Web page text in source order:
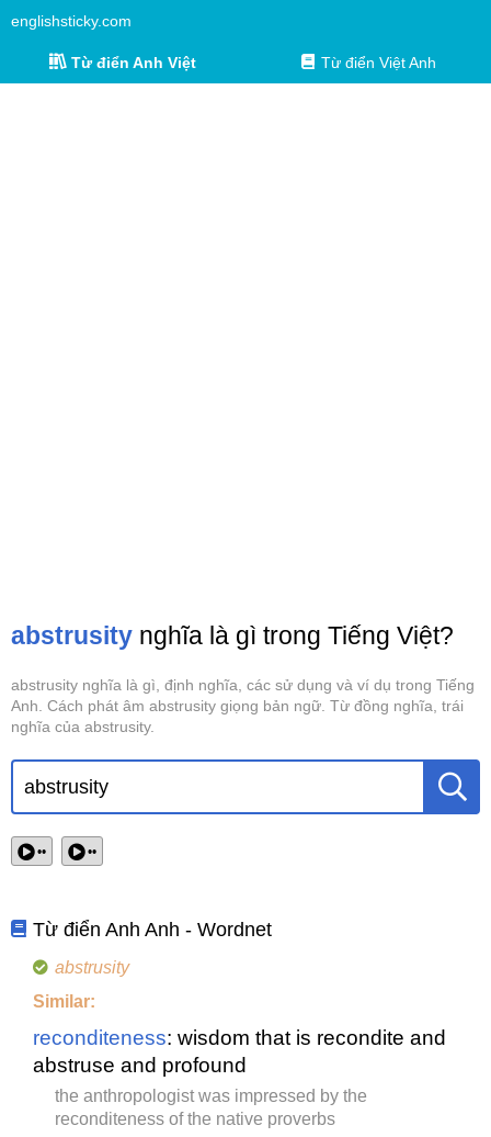
englishsticky.com
Từ điển Anh Việt Từ điển Việt Anh
abstrusity nghĩa là gì trong Tiếng Việt?
abstrusity nghĩa là gì, định nghĩa, các sử dụng và ví dụ trong Tiếng
Anh. Cách phát âm abstrusity giọng bản ngữ. Từ đồng nghĩa, trái
nghĩa của abstrusity.
•• ••
Từ điển Anh Anh - Wordnet
abstrusity
Similar:
reconditeness: wisdom that is recondite and
abstruse and profound
the anthropologist was impressed by the
reconditeness of the native proverbs